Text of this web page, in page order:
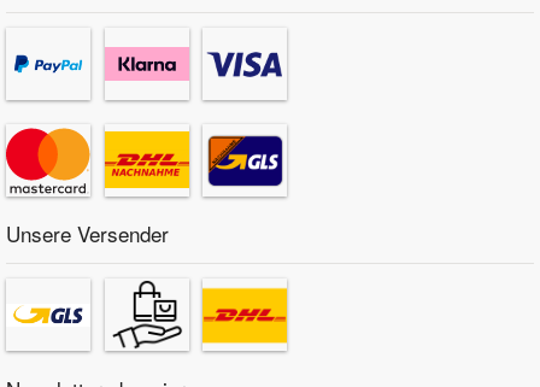
Unsere Versender